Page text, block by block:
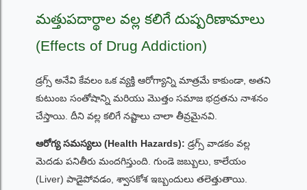
మత్తుపదార్థాల వల్ల కలిగే దుష్పరిణామాలు
(Effects of Drug Addiction)
డ్రగ్స్ అనేవి కేవలం ఒక వ్యక్తి ఆరోగ్యాన్ని మాత్రమే కాకుండా, అతని
కుటుంబ సంతోషాన్ని మరియు మొత్తం సమాజ భద్రతను నాశనం
చేస్తాయి. దీని వల్ల కలిగే నష్టాలు చాలా తీవ్రమైనవి.
ఆరోగ్య సమస్యలు (Health Hazards): డ్రగ్స్ వాడకం వల్ల
మెదడు పనితీరు మందగిస్తుంది. గుండె జబ్బులు, కాలేయం
(Liver) పాడైపోవడం, శ్వాసకోశ ఇబ్బందులు తలెత్తుతాయి.